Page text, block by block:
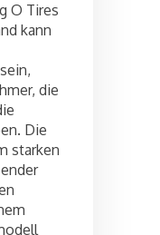
O Tires
kann
die
Die
starken